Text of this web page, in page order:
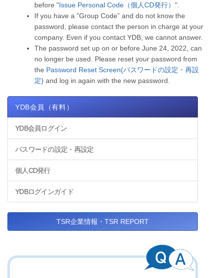
before "Issue Personal Code（個人CD発行） ".
If you have a ”Group Code” and do not know the
password, please contact the person in charge at your
company. Even if you contact YDB, we cannot answer.
The password set up on or before June 24, 2022, can
no longer be used. Please reset your password from
the Password Reset Screen(パスワードの設定・再設
定) and log in again with the new password.
YDB会員（有料）
YDB会員ログイン
パスワードの設定・再設定
個人CD発行
YDBログインガイド
TSR企業情報・TSR REPORT